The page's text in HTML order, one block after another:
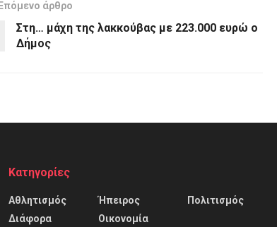
Επόμενο άρθρο
Στη… μάχη της λακκούβας με 223.000 ευρώ ο
Δήμος
Κατηγορίες
Αθλητισμός
Διάφορα
Ήπειρος
Οικονομία
Πολιτισμός